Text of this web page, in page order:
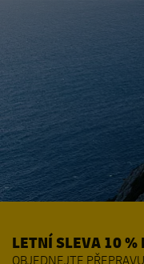
LETNÍ SLEVA 10 %
OBJEDNEJTE